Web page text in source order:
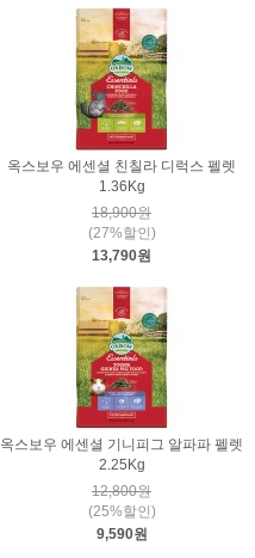
옥스보우 에센셜 친칠라 디럭스 펠렛
1.36Kg
18,900원
(27%할인)
13,790원
옥스보우 에센셜 기니피그 알파파 펠렛
2.25Kg
12,800원
(25%할인)
9,590원